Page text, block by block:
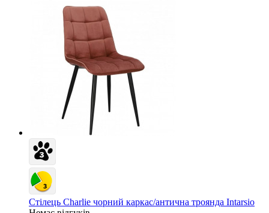
Стілець Charlie чорний каркас/антична троянда Intarsio